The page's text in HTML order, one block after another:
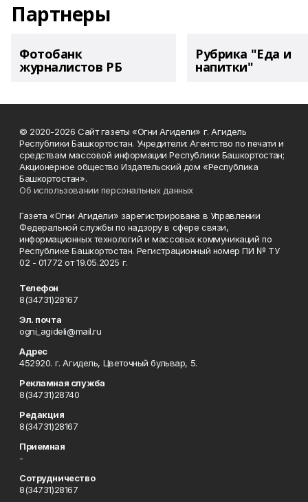
Партнеры
Фотобанк
журналистов РБ
Рубрика "Еда и
напитки"
© 2020-2026 Сайт газеты «Огни Агидели» г. Агидель
Республики Башкортостан. Учредители: Агентство по печати и
средствам массовой информации Республики Башкортостан;
Акционерное общество Издательский дом «Республика
Башкортостан».
Об использовании персональных данных
Газета «Огни Агидели» зарегистрирована в Управлении
Федеральной службы по надзору в сфере связи,
информационных технологий и массовых коммуникаций по
Республике Башкортостан. Регистрационный номер ПИ № ТУ
02 - 01772 от 19.05.2025 г.
Телефон
8(34731)28167
Эл. почта
ogni_agideli@mail.ru
Адрес
452920. г. Агидель, Цветочный бульвар, 5.
Рекламная служба
8(34731)28740
Редакция
8(34731)28167
Приемная
-
Сотрудничество
8(34731)28167